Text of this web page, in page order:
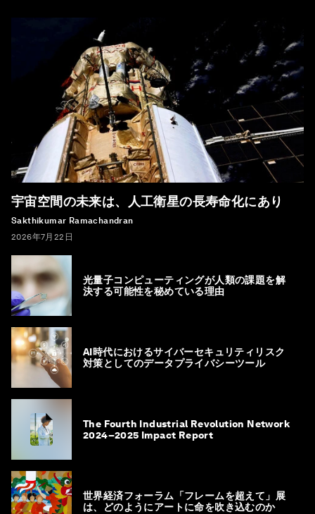
宇宙空間の未来は、人工衛星の長寿命化にあり
Sakthikumar Ramachandran
2026年7月22日
光量子コンピューティングが人類の課題を解
決する可能性を秘めている理由
AI時代におけるサイバーセキュリティリスク
対策としてのデータプライバシーツール
The Fourth Industrial Revolution Network
2024–2025 Impact Report
世界経済フォーラム「フレームを超えて」展
は、どのようにアートに命を吹き込むのか